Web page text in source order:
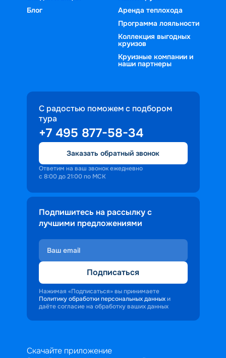
Блог
Аренда теплохода
Программа лояльности
Коллекция выгодных
круизов
Круизные компании и
наши партнеры
С радостью поможем с подбором
тура
+7 495 877-58-34
Заказать обратный звонок
Ответим на ваш звонок ежедневно
с 8:00 до 21:00 по МСК
Подпишитесь на рассылку с
лучшими предложениями
Подписаться
Нажимая «Подписаться» вы принимаете
Политику обработки персональных данных и
даёте согласие на обработку ваших данных
Скачайте приложение